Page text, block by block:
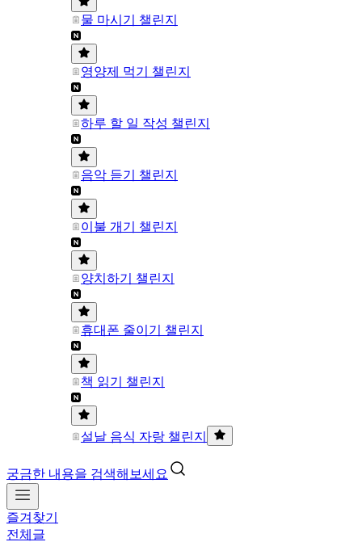
물 마시기 챌린지
영양제 먹기 챌린지
하루 할 일 작성 챌린지
음악 듣기 챌린지
이불 개기 챌린지
양치하기 챌린지
휴대폰 줄이기 챌린지
책 읽기 챌린지
설날 음식 자랑 챌린지
궁금한 내용을 검색해보세요
즐겨찾기
전체글